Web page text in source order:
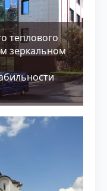
теплового
зеркальном